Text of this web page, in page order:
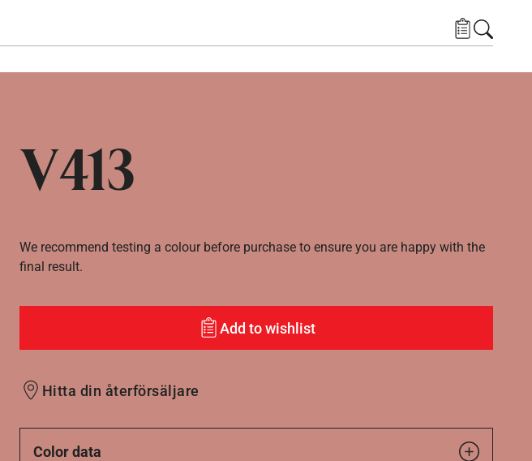
V413
We recommend testing a colour before purchase to ensure you are happy with the
final result.
Add to wishlist
Hitta din återförsäljare
Color data